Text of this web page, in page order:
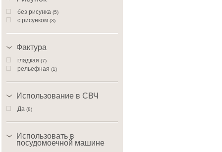
без рисунка (5)
с рисунком (3)
Фактура
гладкая (7)
рельефная (1)
Использование в СВЧ
Да (8)
Использовать в
посудомоечной машине